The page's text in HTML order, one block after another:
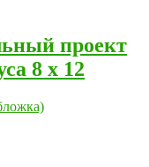
проект
8 х 12